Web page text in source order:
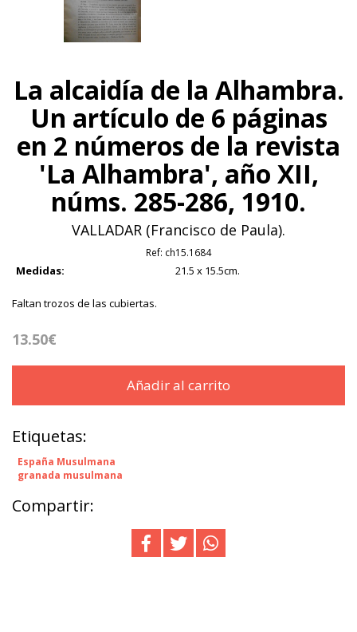
La alcaidía de la Alhambra.
Un artículo de 6 páginas
en 2 números de la revista
'La Alhambra', año XII,
núms. 285-286, 1910.
VALLADAR (Francisco de Paula).
Ref: ch15.1684
Medidas: 21.5 x 15.5cm.
Faltan trozos de las cubiertas.
13.50€
Añadir al carrito
Etiquetas:
España Musulmana
granada musulmana
Compartir: